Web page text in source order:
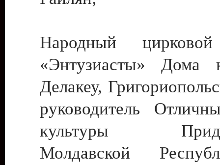
Народный цирковой
«Энтузиасты» Дома
Делакеу,
руководитель
культуры
Молдавской